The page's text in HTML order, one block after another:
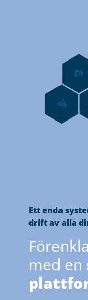
Ett enda
drift av alla
med en